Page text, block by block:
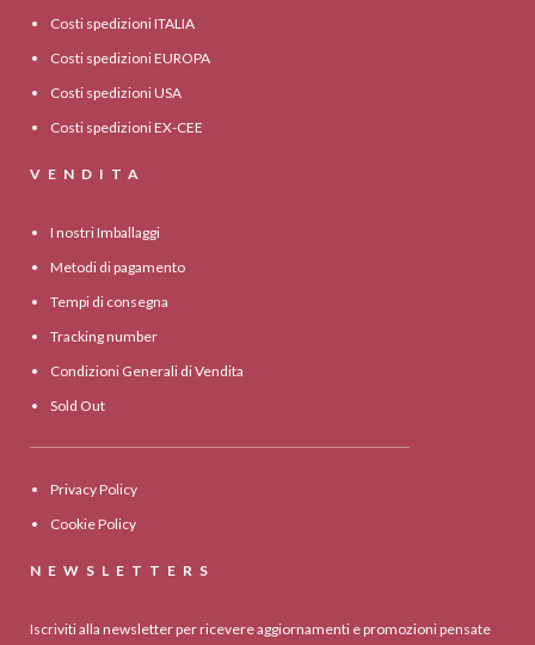
Costi spedizioni ITALIA
Costi spedizioni EUROPA
Costi spedizioni USA
Costi spedizioni EX-CEE
VENDITA
I nostri Imballaggi
Metodi di pagamento
Tempi di consegna
Tracking number
Condizioni Generali di Vendita
Sold Out
Privacy Policy
Cookie Policy
NEWSLETTERS
Iscriviti alla newsletter per ricevere aggiornamenti e promozioni pensate